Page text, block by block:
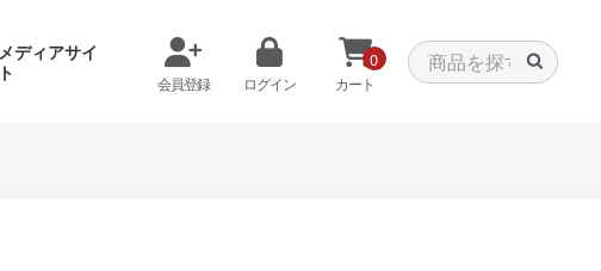
メディアサイ
ト
会員登録 ログイン
0
カート